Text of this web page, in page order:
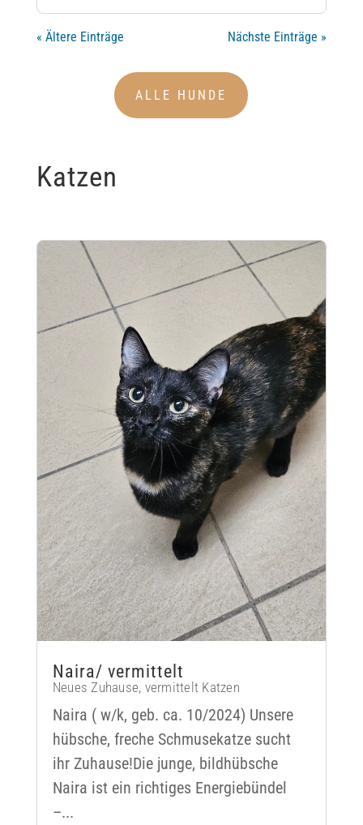
« Ältere Einträge Nächste Einträge »
ALLE HUNDE
Katzen
Naira/ vermittelt
Neues Zuhause, vermittelt Katzen
Naira ( w/k, geb. ca. 10/2024) Unsere
hübsche, freche Schmusekatze sucht
ihr Zuhause!Die junge, bildhübsche
Naira ist ein richtiges Energiebündel
–...